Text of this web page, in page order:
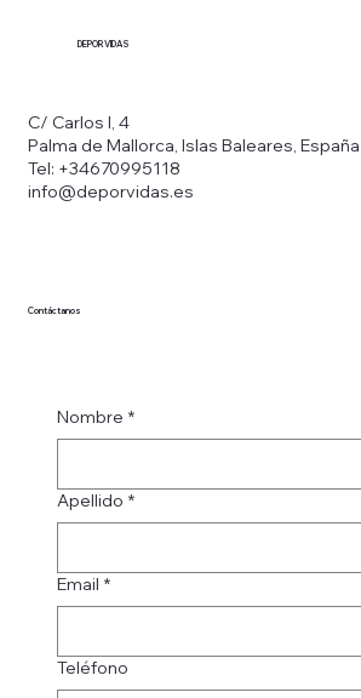
DEPORVIDAS
C/ Carlos I, 4
Palma de Mallorca, Islas Baleares, España
Tel: +34670995118
info@deporvidas.es
Contáctanos
Nombre *
Apellido *
Email *
Teléfono